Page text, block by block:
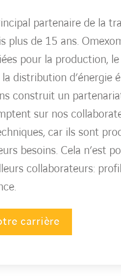
partenaire de la
plus de 15 ans.
pour la production,
distribution d’énergie
construit un
sur nos
car ils sont
besoins. Cela n’est
collaborateurs:
carrière